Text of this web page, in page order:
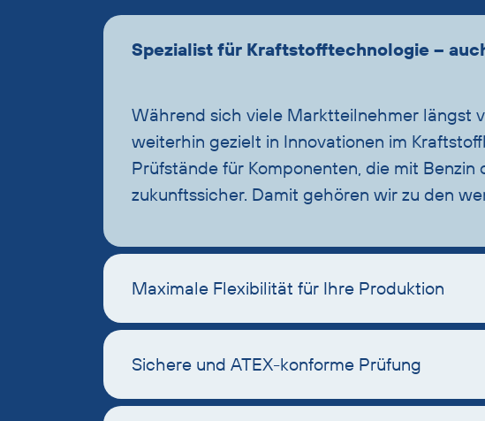
Spezialist für Kraftstofftechnologie –
Während sich viele Marktteilnehmer längst
weiterhin gezielt in Innovationen im
Prüfstände für Komponenten, die mit Benzin
zukunftssicher. Damit gehören wir zu den
Maximale Flexibilität für Ihre Produktion
Sichere und ATEX-konforme Prüfung